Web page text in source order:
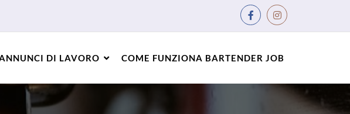
DI LAVORO COME FUNZIONA BARTENDER JOB